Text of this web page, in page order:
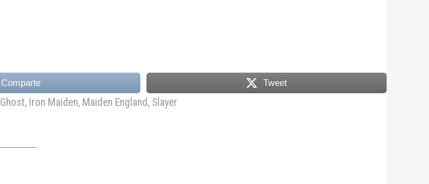
Comparte Tweet
Ghost, Iron Maiden, Maiden England , Slayer